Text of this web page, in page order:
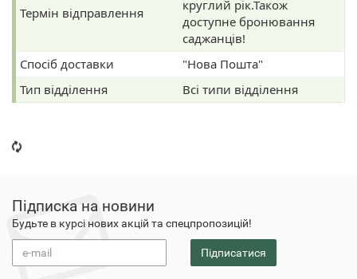
Термін відправлення
круглий рік.Також
доступне бронювання
саджанців!
Спосіб доставки
"Нова Пошта"
Тип відділення
Всі типи відділення
Підписка на новини
Будьте в курсі нових акцій та спецпропозицій!
Підписатися